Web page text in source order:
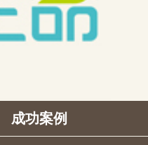
成功案例